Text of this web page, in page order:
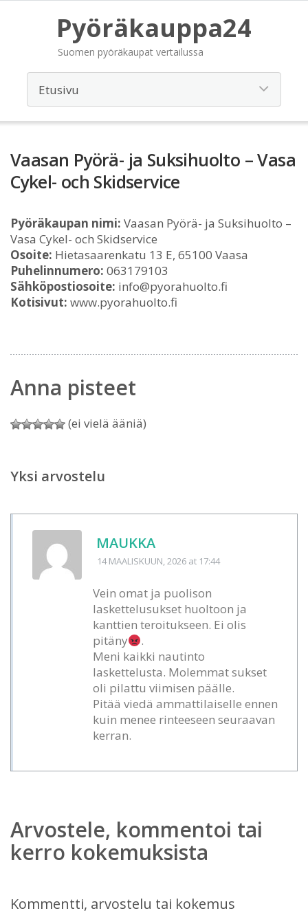
Pyöräkauppa24
Suomen pyöräkaupat vertailussa
Vaasan Pyörä- ja Suksihuolto – Vasa
Cykel- och Skidservice
Pyöräkaupan nimi: Vaasan Pyörä- ja Suksihuolto –
Vasa Cykel- och Skidservice
Osoite: Hietasaarenkatu 13 E, 65100 Vaasa
Puhelinnumero: 063179103
Sähköpostiosoite: info@pyorahuolto.fi
Kotisivut: www.pyorahuolto.fi
Anna pisteet
(ei vielä ääniä)
Yksi arvostelu
MAUKKA
14 MAALISKUUN, 2026 at 17:44
Vein omat ja puolison
laskettelusukset huoltoon ja
kanttien teroitukseen. Ei olis
pitäny
.
Meni kaikki nautinto
laskettelusta. Molemmat sukset
oli pilattu viimisen päälle.
Pitää viedä ammattilaiselle ennen
kuin menee rinteeseen seuraavan
kerran.
Arvostele, kommentoi tai
kerro kokemuksista
Kommentti, arvostelu tai kokemus